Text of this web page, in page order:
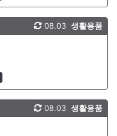
생활용품
08.03
생활용품
08.03